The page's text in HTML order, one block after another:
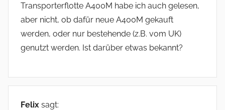
Transporterflotte A400M habe ich auch gelesen,
aber nicht, ob dafür neue A400M gekauft
werden, oder nur bestehende (z.B. vom UK)
genutzt werden. Ist darüber etwas bekannt?
Felix sagt: